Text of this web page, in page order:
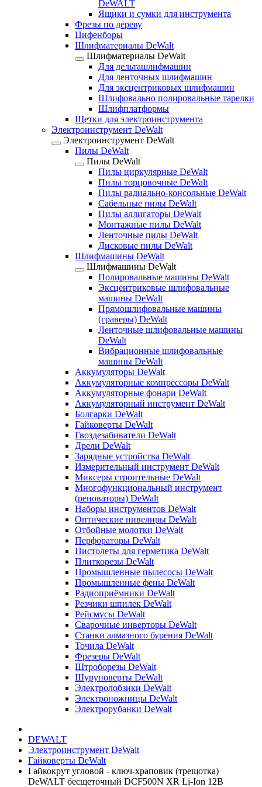
DeWALT
Ящики и сумки для инструмента
Фрезы по дереву
Цифенборы
Шлифматериалы DeWalt
Шлифматериалы DeWalt
Для дельташлифмашин
Для ленточных шлифмашин
Для эксцентриковых шлифмашин
Шлифовально полировальные тарелки
Шлифплатформы
Щетки для электроинструмента
Электроинструмент DeWalt
Электроинструмент DeWalt
Пилы DeWalt
Пилы DeWalt
Пилы циркулярные DeWalt
Пилы торцовочные DeWalt
Пилы радиально-консольные DeWalt
Сабельные пилы DeWalt
Пилы аллигаторы DeWalt
Монтажные пилы DeWalt
Ленточные пилы DeWalt
Дисковые пилы DeWalt
Шлифмашины DeWalt
Шлифмашины DeWalt
Полировальные машины DeWalt
Эксцентриковые шлифовальные
машины DeWalt
Прямошлифовальные машины
(граверы) DeWalt
Ленточные шлифовальные машины
DeWalt
Вибрационные шлифовальные
машины DeWalt
Аккумуляторы DeWalt
Аккумуляторные компрессоры DeWalt
Аккумуляторные фонари DeWalt
Аккумуляторный инструмент DeWalt
Болгарки DeWalt
Гайковерты DeWalt
Гвоздезабиватели DeWalt
Дрели DeWalt
Зарядные устройства DeWalt
Измерительный инструмент DeWalt
Миксеры строительные DeWalt
Многофункциональный инструмент
(реноваторы) DeWalt
Наборы инструментов DeWalt
Оптические нивелиры DeWalt
Отбойные молотки DeWalt
Перфораторы DeWalt
Пистолеты для герметика DeWalt
Плиткорезы DeWalt
Промышленные пылесосы DeWalt
Промышленные фены DeWalt
Радиоприёмники DeWalt
Резчики шпилек DeWalt
Рейсмусы DeWalt
Сварочные инверторы DeWalt
Станки алмазного бурения DeWalt
Точила DeWalt
Фрезеры DeWalt
Штроборезы DeWalt
Шуруповерты DeWalt
Электролобзики DeWalt
Электроножницы DeWalt
Электрорубанки DeWalt
DEWALT
Электроинструмент DeWalt
Гайковерты DeWalt
Гайкокрут угловой - ключ-храповик (трещотка)
DeWALT бесщеточный DCF500N XR Li-Ion 12В